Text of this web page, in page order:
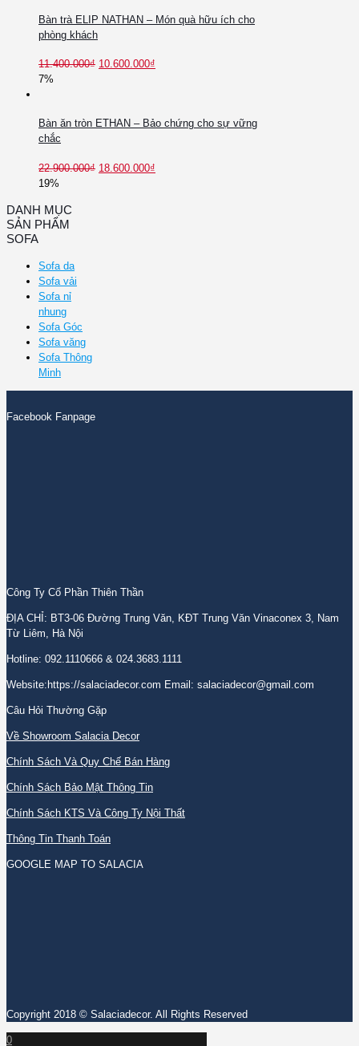
Bàn trà ELIP NATHAN – Món quà hữu ích cho
phòng khách
11.400.000₫ 10.600.000₫
7%
Bàn ăn tròn ETHAN – Bảo chứng cho sự vững
chắc
22.900.000₫ 18.600.000₫
19%
DANH MỤC
SẢN PHẨM
SOFA
Sofa da
Sofa vải
Sofa nỉ
nhung
Sofa Góc
Sofa văng
Sofa Thông
Minh
Facebook Fanpage
Công Ty Cổ Phần Thiên Thần
ĐỊA CHỈ: BT3-06 Đường Trung Văn, KĐT Trung Văn Vinaconex 3, Nam
Từ Liêm, Hà Nội
Hotline: 092.1110666 & 024.3683.1111
Website:https://salaciadecor.com Email: salaciadecor@gmail.com
Câu Hỏi Thường Gặp
Về Showroom Salacia Decor
Chính Sách Và Quy Chế Bán Hàng
Chính Sách Bảo Mật Thông Tin
Chính Sách KTS Và Công Ty Nội Thất
Thông Tin Thanh Toán
GOOGLE MAP TO SALACIA
Copyright 2018 © Salaciadecor. All Rights Reserved
0